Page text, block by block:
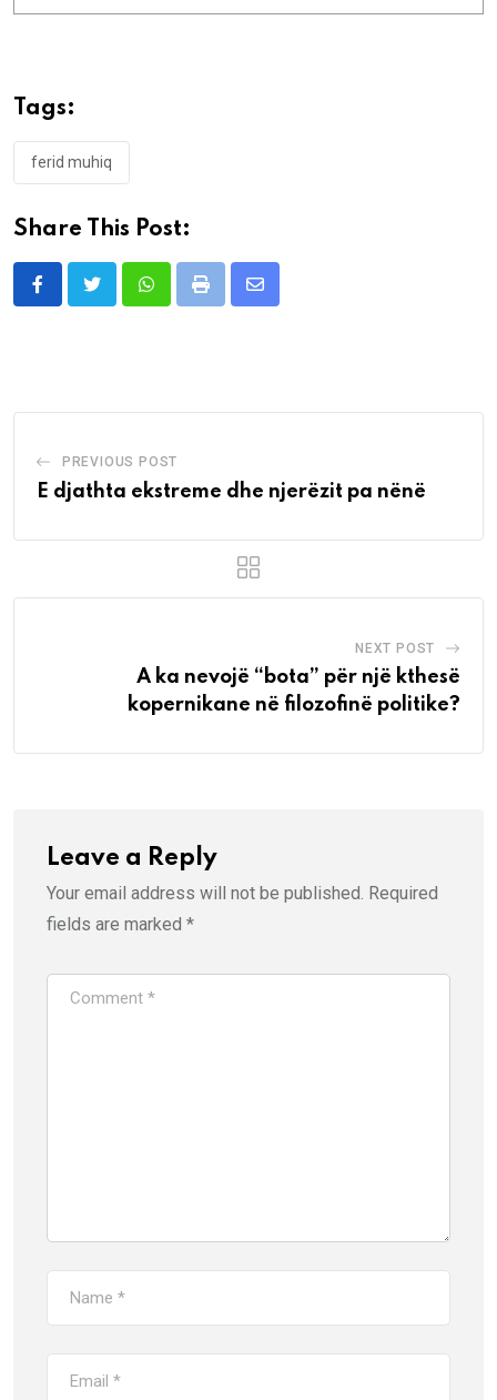
Tags:
ferid muhiq
Share This Post:
WhatsappPrint
Share
PREVIOUS POST
E djathta ekstreme dhe njerëzit pa nënë
NEXT POST
A ka nevojë “bota” për një kthesë
kopernikane në filozofinë politike?
Leave a Reply
Your email address will not be published. Required
fields are marked *